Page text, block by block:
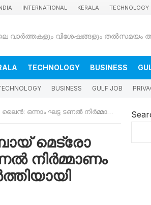
INTERNATIONAL KERALA TECHNOLOGY
TECHNOLOGY BUSINESS
BUSINESS GULF JOB
നിർമ്മാണം റെക്കോർഡ് വേഗത്തിൽ പൂർത്തിയായി
മെട്രോ
നിർമ്മാണം